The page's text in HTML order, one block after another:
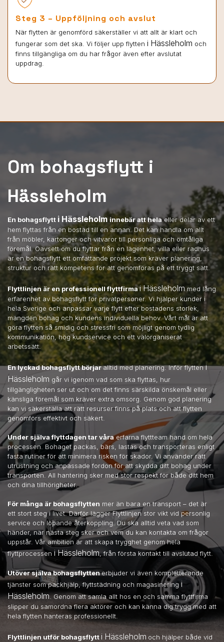
Steg 3 – Uppföljning och avslut
När flytten är genomförd säkerställer vi att allt är klart och
fungerar som det ska. Vi följer upp flytten i Hässleholm och
finns tillgängliga om du har frågor även efter avslutat
uppdrag.
Om bohagsflytt i
Hässleholm
En bohagsflytt i Hässleholm innebär att helaeller delar av ett
hem flyttas från en bostad till en annan. Det kan handla om allt
från möbler, kartonger och vitvaror till personliga och ömtåliga
föremål. Oavsett om du flyttar från en lägenhet, villa eller radhus
är en bohagsflytt ett omfattande projekt som kräver planering,
struktur och rätt kompetens för att genomföras på ett tryggt sätt.
Flyttlinjen är en professionell flyttfirmai Hässleholmmed lång
erfarenhet av bohagsflytt för privatpersoner. Vi hjälper kunder i
hela Sverige och anpassar varje flytt efter bostadens storlek,
mängden bohag och kundens individuella behov. Vårt mål är att
göra flytten så smidig och stressfri som möjligt genom tydlig
kommunikation, hög kundservice och ett välorganiserat
arbetssätt.
En lyckad bohagsflytt börjaralltid med planering. Inför flytteni
Hässleholm går vi igenom vad som ska flyttas, hur
tillgängligheten ser ut och om det finns särskilda önskemål eller
känsliga föremål som kräver extra omsorg. Genom god planering
kan vi säkerställa att rätt resurser finns på plats och att flytten
genomförs effektivt och säkert.
Under själva flyttdagen tar våraerfarna flyttteam hand om hela
processen. Bohaget packas, bärs, lastas och transporteras enligt
fasta rutiner för att minimera risken för skador. Vi använder rätt
utrustning och anpassade fordon för att skydda ditt bohag under
transporten. All hantering sker med stor respekt för både ditt hem
och dina tillhörigheter.
För många är bohagsflytten mer än bara en transport – det är
ett stort steg i livet. Därför lägger Flyttlinjen stor vikt vid personlig
service och löpande återkoppling. Du ska alltid veta vad som
händer, när nästa steg sker och vem du kan kontakta om frågor
uppstår. Vår ambition är att skapa trygghet genom hela
flyttprocesseni Hässleholm, från första kontakt till avslutad flytt.
Utöver själva bohagsflyttenerbjuder vi även kompletterande
tjänster som packhjälp, flyttstädning och magasinering i
Hässleholm. Genom att samla allt hos en och samma flyttfirma
slipper du samordna flera aktörer och kan känna dig trygg med att
hela flytten hanteras professionellt.
Flyttlinjen utför bohagsflytti Hässleholm och hjälper både vid